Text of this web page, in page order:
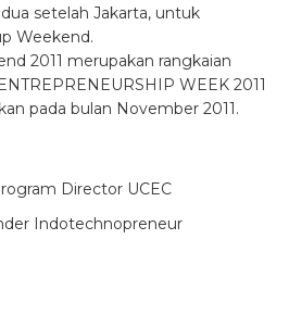
setelah Jakarta, untuk
Weekend.
2011 merupakan rangkaian
WEEK 2011
pada bulan November 2011.
Director UCEC
Indotechnopreneur